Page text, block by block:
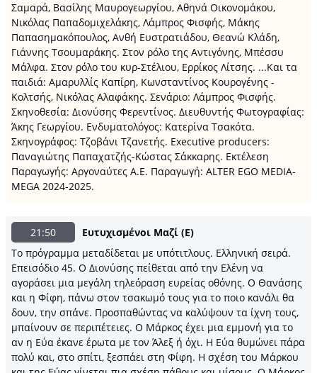
Σαμαρά, Βασίλης Μαυρογεωργίου, Αθηνά Οικονομάκου,
Νικόλας Παπαδομιχελάκης, Λάμπρος Φισφής, Μάκης
Παπασημακόπουλος, Ανθή Ευστρατιάδου, Θεανώ Κλάδη,
Γιάννης Τσουμαράκης. Στον ρόλο της Αντιγόνης, Μπέσσυ
Μάλφα. Στον ρόλο του κυρ-Στέλιου, Ερρίκος Λίτσης. ...Και τα
παιδιά: Αμαρυλλίς Καπίρη, Κωνσταντίνος Κουρογένης -
Κολτσής, Νικόλας Αλαφάκης. Σενάριο: Λάμπρος Φισφής.
Σκηνοθεσία: Διονύσης Φερεντίνος. Διευθυντής Φωτογραφίας:
Άκης Γεωργίου. Ενδυματολόγος: Κατερίνα Τσακότα.
Σκηνογράφος: Τζοβάνι Τζανετής. Executive producers:
Παναγιώτης Παπαχατζής-Κώστας Σάκκαρης. Εκτέλεση
Παραγωγής: Αργοναύτες Α.Ε. Παραγωγή: ALTER EGO MEDIA-
MEGA 2024-2025.
21:50
Ευτυχισμένοι Μαζί (Ε)
Το πρόγραμμα μεταδίδεται με υπότιτλους. Ελληνική σειρά.
Επεισόδιο 45. Ο Διονύσης πείθεται από την Ελένη να
αγοράσει μια μεγάλη τηλεόραση ευρείας οθόνης. Ο Θανάσης
και η Φίφη, πάνω στον τσακωμό τους για το ποιο κανάλι θα
δουν, την σπάνε. Προσπαθώντας να καλύψουν τα ίχνη τους,
μπαίνουν σε περιπέτειες. Ο Μάρκος έχει μια εμμονή για το
αν η Εύα έκανε έρωτα με τον Άλεξ ή όχι. Η Εύα θυμώνει πάρα
πολύ και, στο σπίτι, ξεσπάει στη Φίφη. Η σχέση του Μάρκου